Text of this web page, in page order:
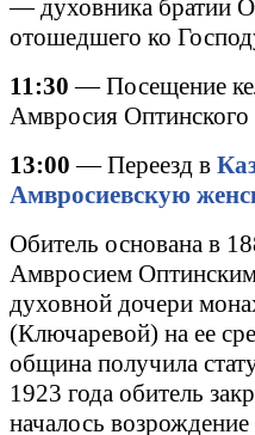
— духовника братии
отошедшего ко
11:30— Посещение
Амвросия Оптинского
13:00 — Переезд в
Амвросиевскую
Обитель основана в
Амвросием
духовной дочери
(Ключаревой) на ее
община получила
1923 года обитель
началось